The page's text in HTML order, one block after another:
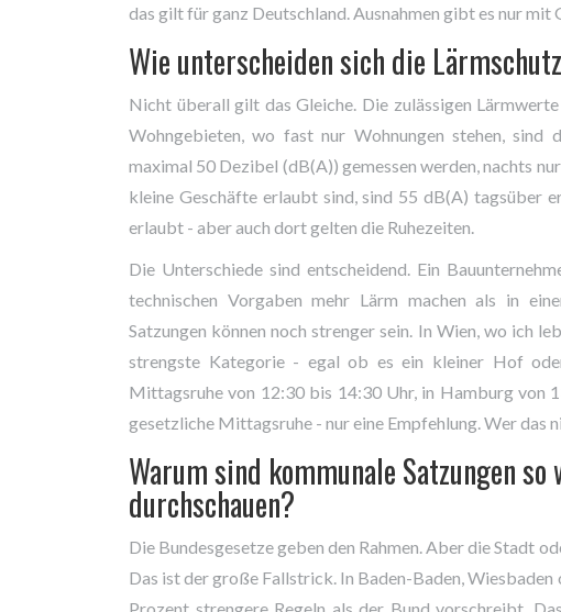
das gilt für ganz Deutschland. Ausnahmen gibt es nur mit
Wie unterscheiden sich die
Nicht überall gilt das Gleiche. Die zulässigen
Wohngebieten, wo fast nur Wohnungen stehen, sind
maximal 50 Dezibel (dB(A)) gemessen werden, nachts
kleine Geschäfte erlaubt sind, sind 55 dB(A) tagsüber
erlaubt - aber auch dort gelten die Ruhezeiten.
Die Unterschiede sind entscheidend. Ein
technischen Vorgaben mehr Lärm machen als in
Satzungen können noch strenger sein. In Wien, wo ich
strengste Kategorie - egal ob es ein kleiner Hof
Mittagsruhe von 12:30 bis 14:30 Uhr, in Hamburg von
gesetzliche Mittagsruhe - nur eine Empfehlung. Wer das
Warum sind kommunale Satzungen
durchschauen?
Die Bundesgesetze geben den Rahmen. Aber die Stadt
Das ist der große Fallstrick. In Baden-Baden,
Prozent strengere Regeln als der Bund vorschreibt.